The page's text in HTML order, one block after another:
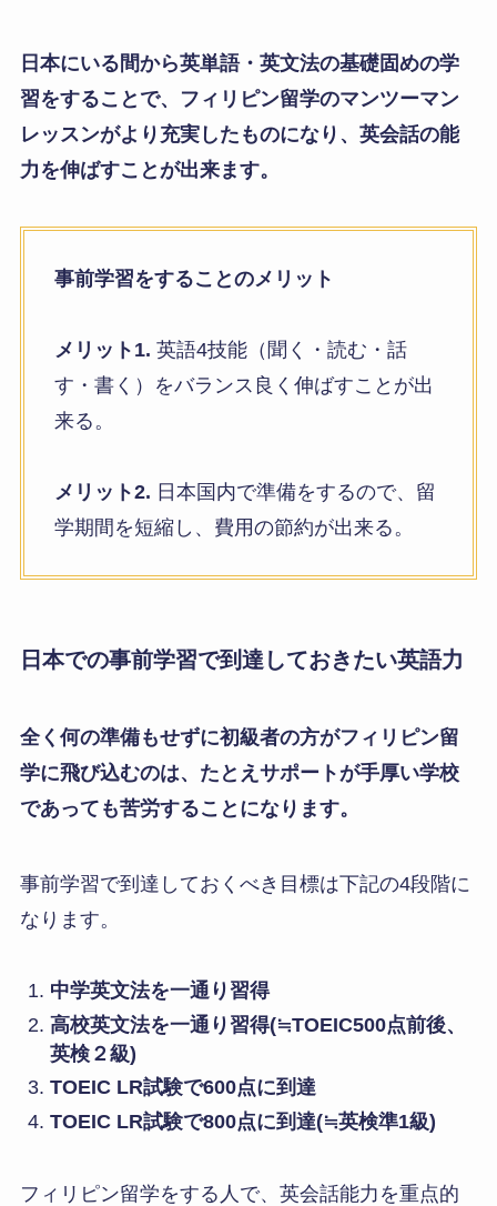
フィリピン留学向け事前学習プランとは
留学開始前に、日本で英単語と英文法の知識をイ
習慣化しておきましょう。
集中的に勉強できるようになり、短期間で英語力
を一気に伸ばすことが可能になります。
に活用するためには、日本で事前に英単語や英文
法について学んでおくことが強く推奨されていま
習をすることで、フィリピン留学のマンツーマン
力を伸ばすことが出来ます。
メリット1.
来る。
メリット2.
学期間を短縮し、費用の節約が出来る。